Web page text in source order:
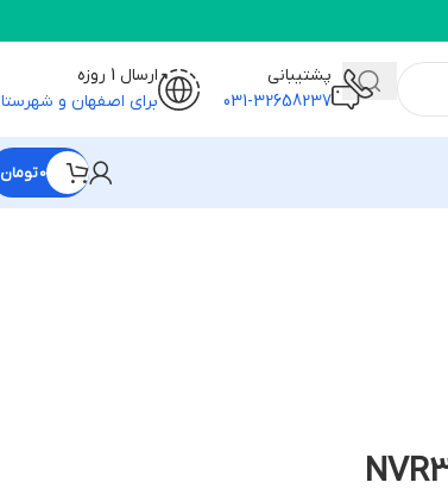
پشتیبانی
031-32658237
ارسال 1 روزه
برای اصفهان و
0تومان